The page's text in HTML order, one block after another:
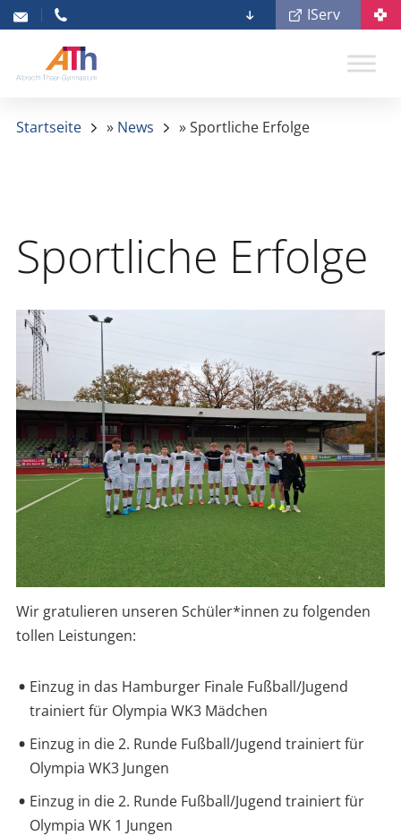
IServ
Startseite » News »Sportliche Erfolge
Sportliche Erfolge
Wir gratulieren unseren Schüler*innen zu folgenden
tollen Leistungen:
Einzug in das Hamburger Finale Fußball/Jugend
trainiert für Olympia WK3 Mädchen
Einzug in die 2. Runde Fußball/Jugend trainiert für
Olympia WK3 Jungen
Einzug in die 2. Runde Fußball/Jugend trainiert für
Olympia WK 1 Jungen